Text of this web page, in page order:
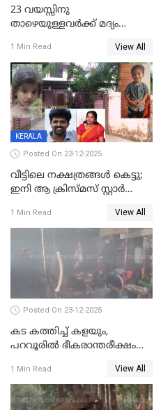
23 വയസ്സിനു
താഴെയുള്ളവർക്ക് മദ്യം
നടപടി;സ്ഥാപനങ്ങൾക്കെതിരെ
രണ്ട് കേസുകൾ
1 Min Read View All
KERALA
Posted On 23-12-2025
വീട്ടിലെ നക്ഷത്രങ്ങൾ കെട്ടു;
ഇനി ആ ക്രിസ്മസ് സ്റ്റാർ
വേണ്ടിയുള്ള
പിടിവലിക്കിടയിൽ
അപ്പൂപ്പനെതിരെ പോക്സോ
കേസ് ഒടുവിൽ 4 ജീവനുകൾ
പൊലിഞ്ഞു
1 Min Read View All
Posted On 23-12-2025
കട കത്തിച്ച് കളയും,
പറവൂരില്‍ ഭീകരാന്തരീക്ഷം
1 Min Read View All